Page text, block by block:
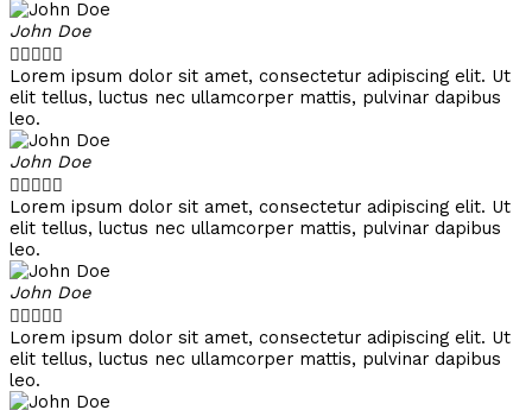
John Doe

Lorem ipsum dolor sit amet, consectetur adipiscing elit. Ut
elit tellus, luctus nec ullamcorper mattis, pulvinar dapibus
leo.
John Doe

Lorem ipsum dolor sit amet, consectetur adipiscing elit. Ut
elit tellus, luctus nec ullamcorper mattis, pulvinar dapibus
leo.
John Doe

Lorem ipsum dolor sit amet, consectetur adipiscing elit. Ut
elit tellus, luctus nec ullamcorper mattis, pulvinar dapibus
leo.